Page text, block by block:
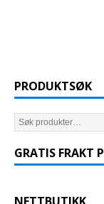
PRODUKTSØK
GRATIS FRAKT